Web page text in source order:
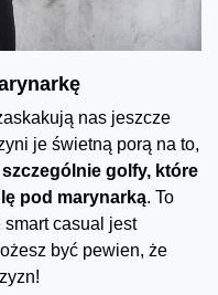
nas jeszcze
je świetną porą na to,
golfy, które
pod marynarką. To
smart casual jest
być pewien, że